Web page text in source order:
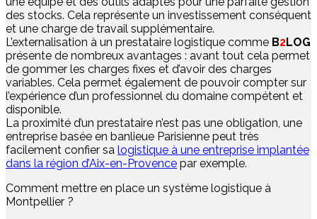
des stocks. Cela représente un investissement conséquent
et une charge de travail supplémentaire.
L’externalisation à un prestataire logistique comme B2LOG
présente de nombreux avantages : avant tout cela permet
de gommer les charges fixes et d’avoir des charges
variables. Cela permet également de pouvoir compter sur
l’expérience d’un professionnel du domaine compétent et
disponible.
La proximité d’un prestataire n’est pas une obligation, une
entreprise basée en banlieue Parisienne peut très
facilement confier sa logistique à une entreprise implantée
dans la région d’Aix-en-Provence par exemple.
Comment mettre en place un système logistique à
Montpellier ?